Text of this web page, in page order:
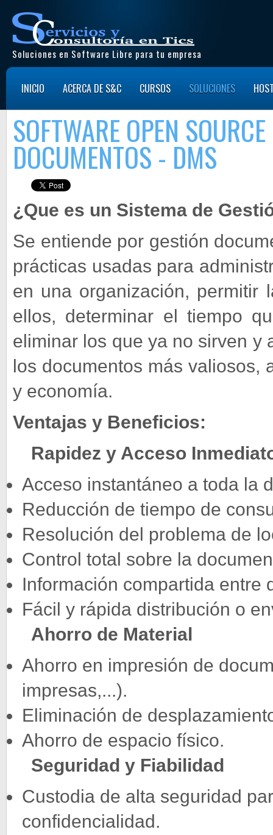
Soluciones en Software Libre para tu empresa
INICIO ACERCA DE S&C CURSOS SOLUCIONES
SOFTWARE OPEN
DOCUMENTOS - DMS
¿Que es un Sistema de
Se entiende por gestión
prácticas usadas para
en una organización, permitir
ellos, determinar el tiempo
eliminar los que ya no sirven y
los documentos más valiosos,
y economía.
Ventajas y Beneficios:
Rapidez y Acceso
Acceso instantáneo a toda la
Reducción de tiempo de
Resolución del problema de
Control total sobre la
Información compartida entre
Fácil y rápida distribución o
Ahorro de Material
Ahorro en impresión de
impresas,...).
Eliminación de
Ahorro de espacio físico.
Seguridad y Fiabilidad
Custodia de alta seguridad
confidencialidad.